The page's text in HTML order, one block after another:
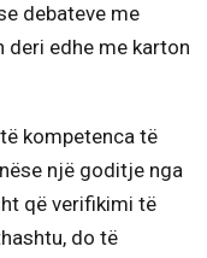
debateve me
deri edhe me karton
kompetenca të
një goditje nga
që verifikimi të
do të